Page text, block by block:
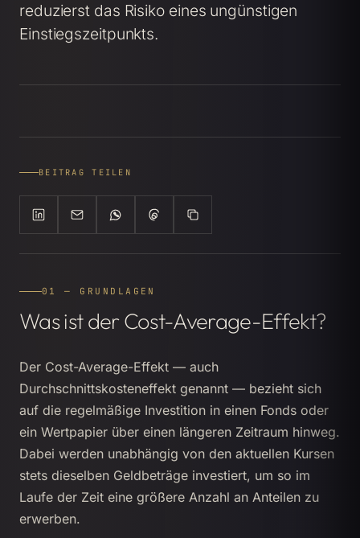
reduzierst das Risiko eines ungünstigen
Einstiegszeitpunkts.
BEITRAG TEILEN
01 — GRUNDLAGEN
Was ist der Cost-Average-Effekt?
Der Cost-Average-Effekt — auch
Durchschnittskosteneffekt genannt — bezieht sich
auf die regelmäßige Investition in einen Fonds oder
ein Wertpapier über einen längeren Zeitraum hinweg.
Dabei werden unabhängig von den aktuellen Kursen
stets dieselben Geldbeträge investiert, um so im
Laufe der Zeit eine größere Anzahl an Anteilen zu
erwerben.